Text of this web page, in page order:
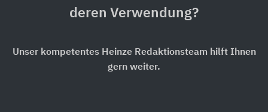
deren Verwendung?
Unser kompetentes Heinze Redaktionsteam hilft Ihnen
gern weiter.